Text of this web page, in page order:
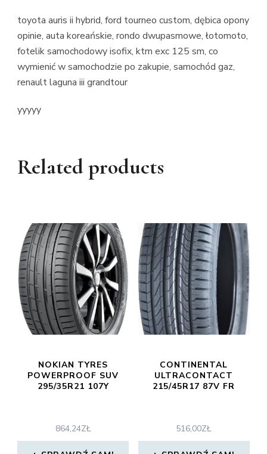
toyota auris ii hybrid, ford tourneo custom, dębica opony
opinie, auta koreańskie, rondo dwupasmowe, łotomoto,
fotelik samochodowy isofix, ktm exc 125 sm, co
wymienić w samochodzie po zakupie, samochód gaz,
renault laguna iii grandtour
yyyyy
Related products
NOKIAN TYRES
POWERPROOF SUV
295/35R21 107Y
864,24ZŁ
CONTINENTAL
ULTRACONTACT
215/45R17 87V FR
516,00ZŁ